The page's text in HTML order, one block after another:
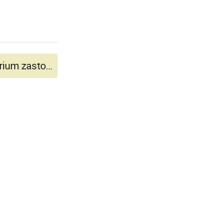
S3 - Laboratorium zastosowania superkomputerów w medycynie